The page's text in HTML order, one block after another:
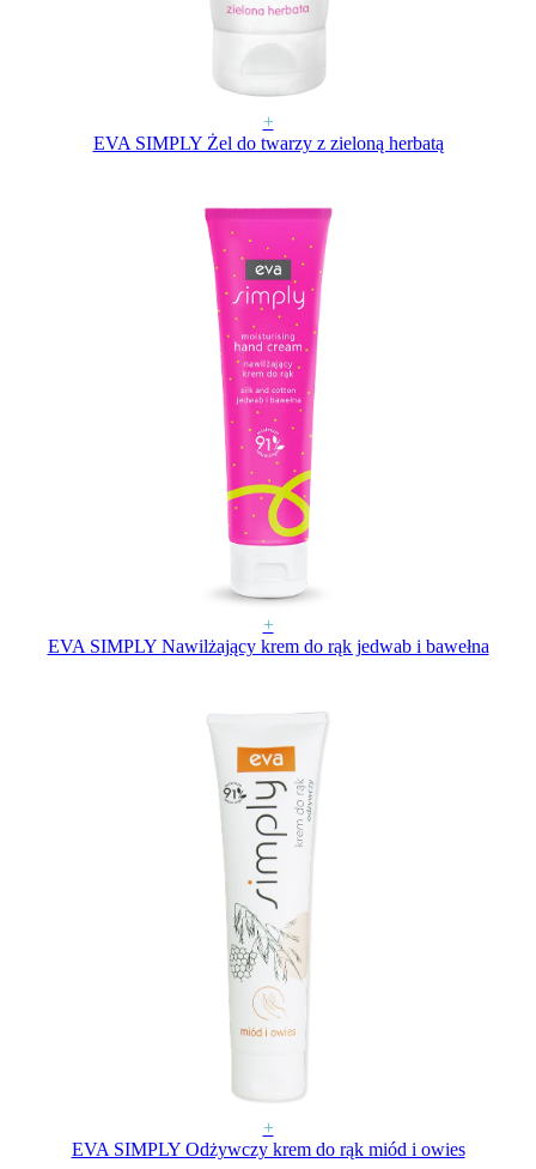
+
EVA SIMPLY Żel do twarzy z zieloną herbatą
+
EVA SIMPLY Nawilżający krem do rąk jedwab i bawełna
+
EVA SIMPLY Odżywczy krem do rąk miód i owies